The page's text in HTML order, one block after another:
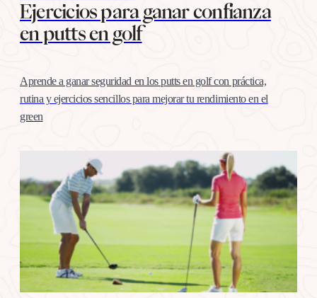
Ejercicios para ganar confianza
en putts en golf
Aprende a ganar seguridad en los putts en golf con práctica,
rutina y ejercicios sencillos para mejorar tu rendimiento en el
green